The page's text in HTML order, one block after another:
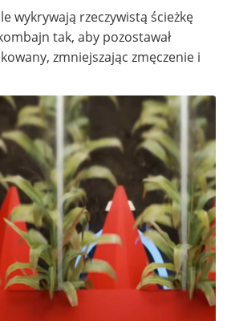
wykrywają rzeczywistą ścieżkę
tak, aby pozostawał
zmniejszając zmęczenie i